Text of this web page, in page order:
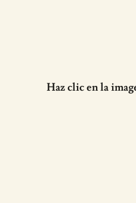
Haz clic en la